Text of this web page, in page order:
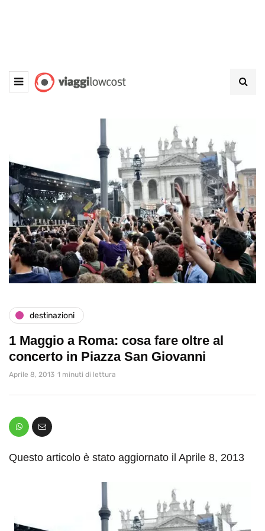
destinazioni
1 Maggio a Roma: cosa fare oltre al
concerto in Piazza San Giovanni
Aprile 8, 2013 1 minuti di lettura
Questo articolo è stato aggiornato il Aprile 8, 2013